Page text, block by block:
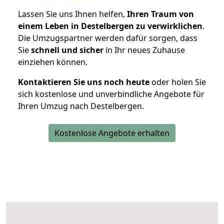
Lassen Sie uns Ihnen helfen, Ihren Traum von
einem Leben in Destelbergen zu verwirklichen.
Die Umzugspartner werden dafür sorgen, dass
Sieschnell und sicher in Ihr neues Zuhause
einziehen können.
Kontaktieren Sie uns noch heuteoder holen Sie
sich kostenlose und unverbindliche Angebote für
Ihren Umzug nach Destelbergen.
Kostenlose Angebote erhalten